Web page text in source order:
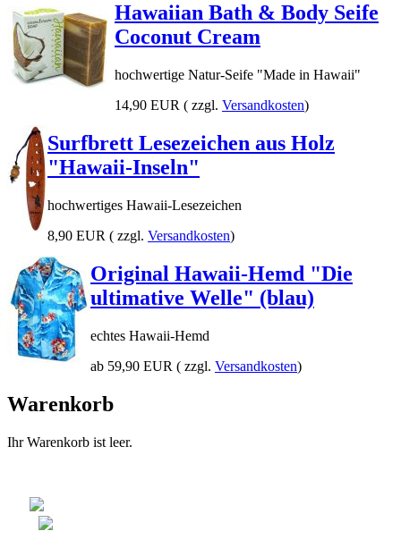
Hawaiian Bath & Body Seife
Coconut Cream
hochwertige Natur-Seife "Made in Hawaii"
14,90 EUR ( zzgl. Versandkosten)
Surfbrett Lesezeichen aus Holz
"Hawaii-Inseln"
hochwertiges Hawaii-Lesezeichen
8,90 EUR ( zzgl. Versandkosten)
Original Hawaii-Hemd "Die
ultimative Welle" (blau)
echtes Hawaii-Hemd
ab 59,90 EUR ( zzgl. Versandkosten)
Warenkorb
Ihr Warenkorb ist leer.